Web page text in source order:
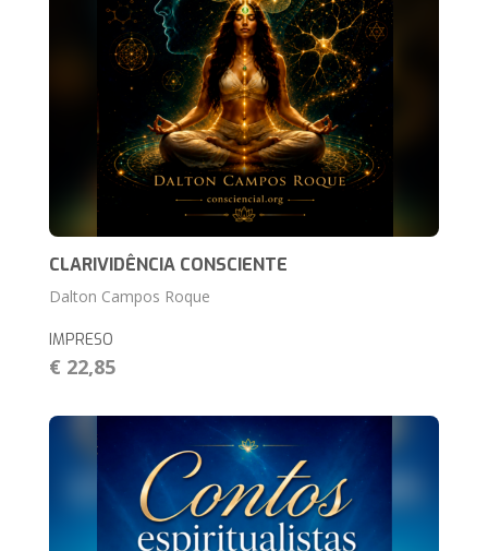
CLARIVIDÊNCIA CONSCIENTE
Dalton Campos Roque
IMPRESO
€ 22,85